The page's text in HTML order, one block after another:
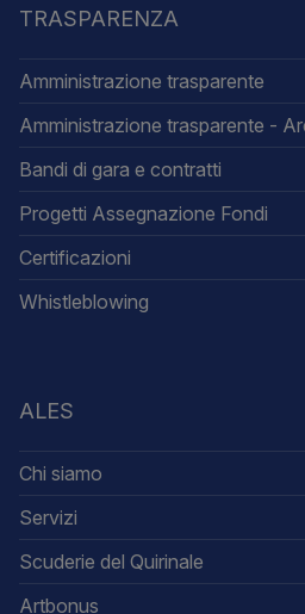
TRASPARENZA
Amministrazione trasparente
Amministrazione trasparente -
Bandi di gara e contratti
Progetti Assegnazione Fondi
Certificazioni
Whistleblowing
ALES
Chi siamo
Servizi
Scuderie del Quirinale
Artbonus